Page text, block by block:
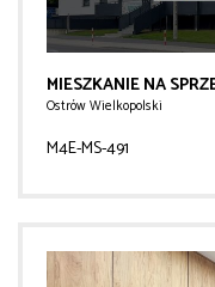
MIESZKANIE NA
Ostrów Wielkopolski
M4E-MS-491